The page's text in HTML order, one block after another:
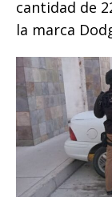
cantidad de
la marca